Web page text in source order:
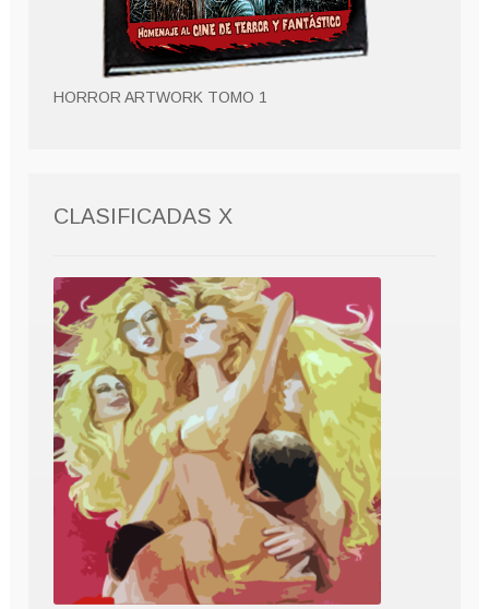
HORROR ARTWORK TOMO 1
CLASIFICADAS X